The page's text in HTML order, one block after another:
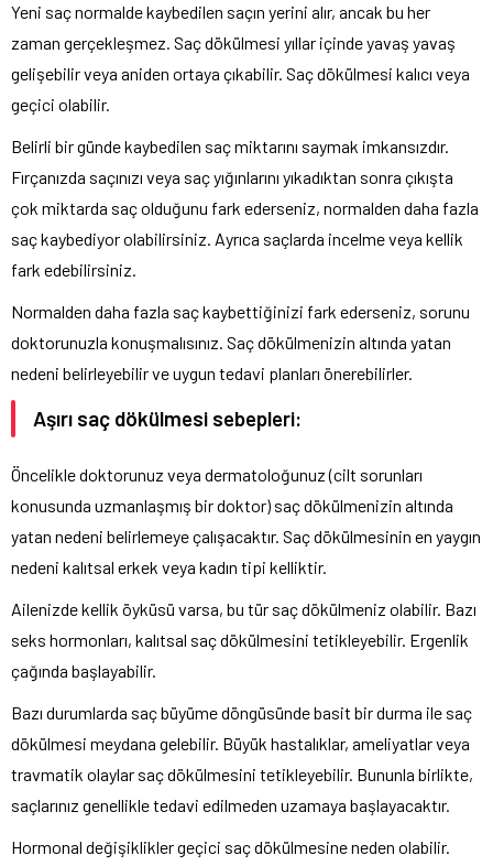
Yeni saç normalde kaybedilen saçın yerini alır, ancak bu her
zaman gerçekleşmez. Saç dökülmesi yıllar içinde yavaş yavaş
gelişebilir veya aniden ortaya çıkabilir. Saç dökülmesi kalıcı veya
geçici olabilir.
Belirli bir günde kaybedilen saç miktarını saymak imkansızdır.
Fırçanızda saçınızı veya saç yığınlarını yıkadıktan sonra çıkışta
çok miktarda saç olduğunu fark ederseniz, normalden daha fazla
saç kaybediyor olabilirsiniz. Ayrıca saçlarda incelme veya kellik
fark edebilirsiniz.
Normalden daha fazla saç kaybettiğinizi fark ederseniz, sorunu
doktorunuzla konuşmalısınız. Saç dökülmenizin altında yatan
nedeni belirleyebilir ve uygun tedavi planları önerebilirler.
Aşırı saç dökülmesi sebepleri:
Öncelikle doktorunuz veya dermatoloğunuz (cilt sorunları
konusunda uzmanlaşmış bir doktor) saç dökülmenizin altında
yatan nedeni belirlemeye çalışacaktır. Saç dökülmesinin en yaygın
nedeni kalıtsal erkek veya kadın tipi kelliktir.
Ailenizde kellik öyküsü varsa, bu tür saç dökülmeniz olabilir. Bazı
seks hormonları, kalıtsal saç dökülmesini tetikleyebilir. Ergenlik
çağında başlayabilir.
Bazı durumlarda saç büyüme döngüsünde basit bir durma ile saç
dökülmesi meydana gelebilir. Büyük hastalıklar, ameliyatlar veya
travmatik olaylar saç dökülmesini tetikleyebilir. Bununla birlikte,
saçlarınız genellikle tedavi edilmeden uzamaya başlayacaktır.
Hormonal değişiklikler geçici saç dökülmesine neden olabilir.